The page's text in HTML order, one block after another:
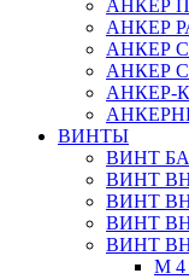
АНКЕР
АНКЕР
АНКЕР
АНКЕР
АНКЕР-
ВИНТЫ
ВИНТ
ВИНТ
ВИНТ
ВИНТ
ВИНТ
М 4